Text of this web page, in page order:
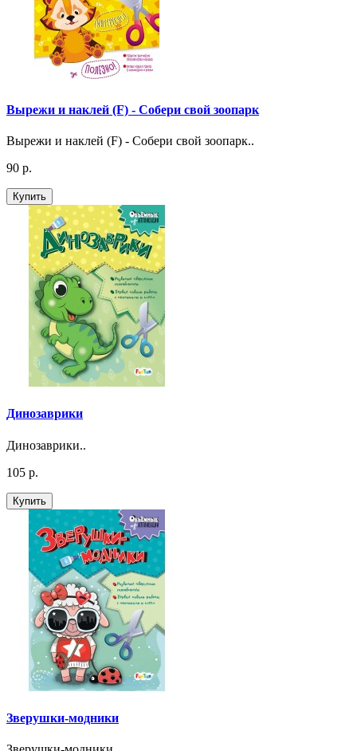
Вырежи и наклей (F) - Собери свой зоопарк
Вырежи и наклей (F) - Собери свой зоопарк..
90 р.
Купить
Динозаврики
Динозаврики..
105 р.
Купить
Зверушки-модники